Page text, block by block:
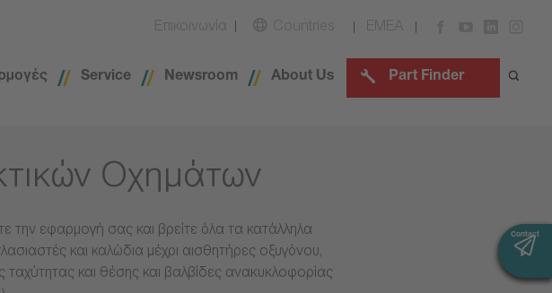
Επικοινωνία Countries EMEA
Service Newsroom About Us Part Finder
Οχημάτων
την εφαρμογή σας και βρείτε όλα τα κατάλληλα
και καλώδια μέχρι αισθητήρες οξυγόνου,
και θέσης και βαλβίδες ανακυκλοφορίας
Contact
Contact